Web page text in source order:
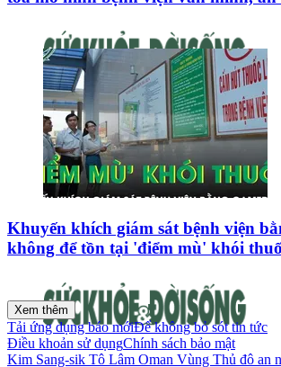
Khuyến khích giám sát bệnh viện
không để tồn tại 'điểm mù' khói
Xem thêm
Tải ứng dụng báo mớiĐể không bỏ sót tin tức
Điều khoản sử dụngChính sách bảo mật
Kim Sang-sik Tô Lâm Oman Vùng Thủ đô an